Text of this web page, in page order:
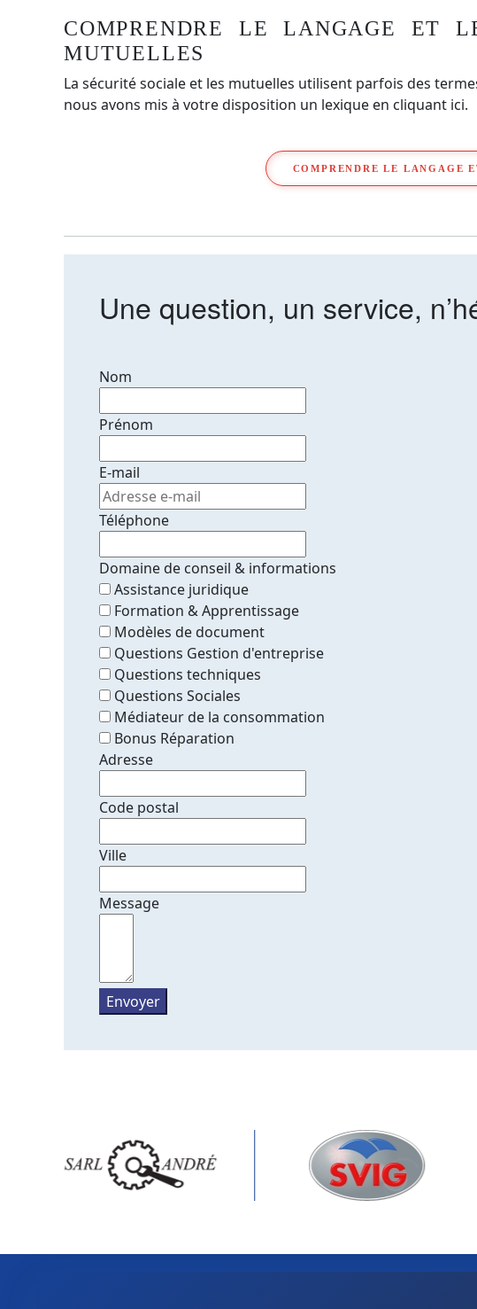
COMPRENDRE LE LANGAGE ET
MUTUELLES
La sécurité sociale et les mutuelles utilisent parfois des
nous avons mis à votre disposition un lexique en cliquant ici.
COMPRENDRE LE LANGAGE
Une question, un service,
Nom
Prénom
E-mail
Téléphone
Domaine de conseil & informations
Assistance juridique
Formation & Apprentissage
Modèles de document
Questions Gestion d'entreprise
Questions techniques
Questions Sociales
Médiateur de la consommation
Bonus Réparation
Adresse
Code postal
Ville
Message
Envoyer